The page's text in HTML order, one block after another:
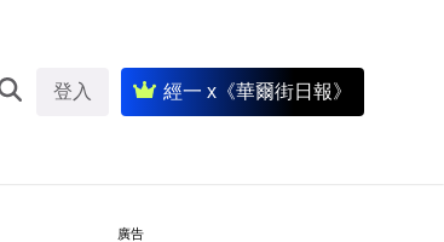
登入 經一 x《華爾街日報》
廣告